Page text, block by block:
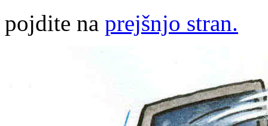
pojdite na prejšnjo stran.